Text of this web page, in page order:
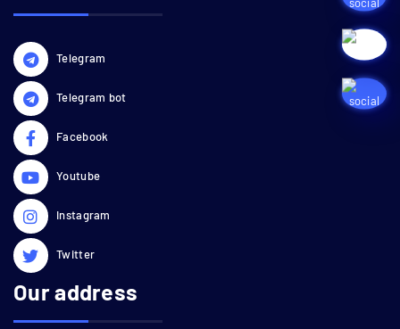
Telegram
Telegram bot
Facebook
Youtube
Instagram
Twitter
Our address